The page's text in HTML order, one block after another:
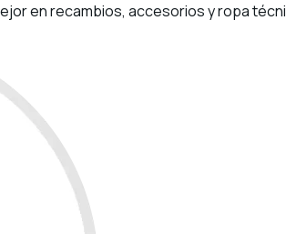
en recambios, accesorios y ropa